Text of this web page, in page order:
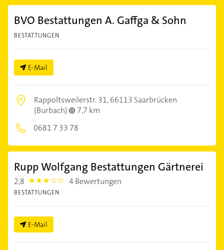
BVO Bestattungen A. Gaffga & Sohn
BESTATTUNGEN
E-Mail
Rappoltsweilerstr. 31,66113 Saarbrücken
(Burbach)
7,7 km
0681 7 33 78
Rupp Wolfgang Bestattungen Gärtnerei
2,8 2.8 4 Bewertungen
BESTATTUNGEN
E-Mail